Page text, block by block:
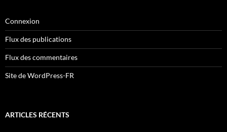
Connexion
Flux des publications
Flux des commentaires
Site de WordPress-FR
ARTICLES RÉCENTS